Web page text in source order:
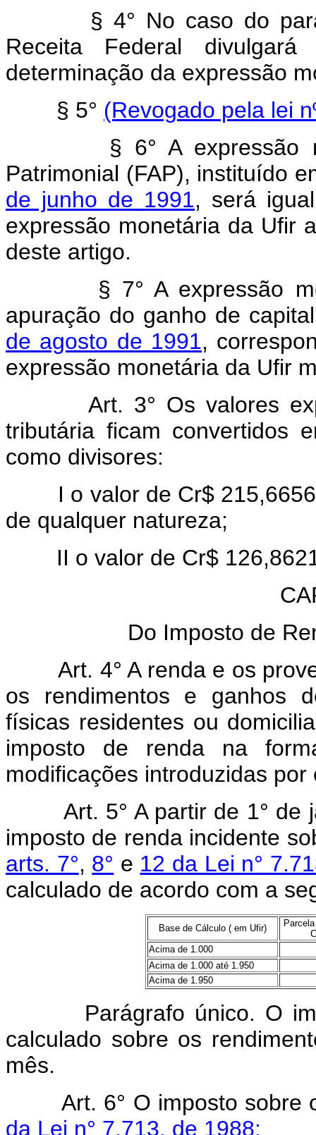
§ 4° No caso do
Receita Federal
determinação da expressão
§ 5° (Revogado pela lei
§ 6° A expressão
Patrimonial (FAP), instituído
de junho de 1991, será
expressão monetária da Ufir
deste artigo.
§ 7° A expressão
apuração do ganho de
de agosto de 1991,
expressão monetária da Ufir
Art. 3° Os valores
tributária ficam convertidos
como divisores:
I o valor de Cr$ 215,6656,
de qualquer natureza;
II o valor de Cr$
Do Imposto de
Art. 4° A renda e os
os rendimentos e ganhos
físicas residentes ou
imposto de renda na
modificações introduzidas por
Art. 5° A partir de 1° de
imposto de renda incidente
arts. 7°, 8° e 12 da Lei n°
calculado de acordo com a
Base de Cálculo ( em Ufir)
Acima de 1.000
Acima de 1.000 até 1.950
Acima de 1.950
Parágrafo único. O
calculado sobre os
mês.
Art. 6° O imposto sobre
da Lei n° 7.713, de 1988: